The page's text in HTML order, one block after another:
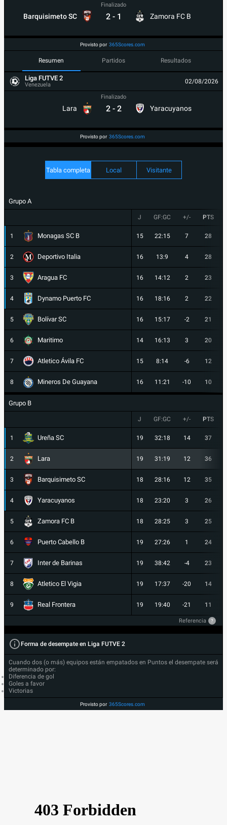
Barquisimeto SC
Finalizado
2 - 1 Zamora FC B
Provisto por 365Scores.com
Resumen Partidos Resultados
Liga FUTVE 2
Venezuela 02/08/2026
Lara
Finalizado
2 - 2 Yaracuyanos
Provisto por 365Scores.com
Tabla completa Local Visitante
Grupo A
J GF:GC +/- PTS
1 Monagas SC B 15 22:15 7 28
2 Deportivo Italia 16 13:9 4 28
3 Aragua FC 16 14:12 2 23
4 Dynamo Puerto FC 16 18:16 2 22
5 Bolívar SC 16 15:17 -2 21
6 Maritimo 14 16:13 3 20
7 Atletico Ávila FC 15 8:14 -6 12
8 Mineros De Guayana 16 11:21 -10 10
Grupo B
J GF:GC +/- PTS
1 Ureña SC 19 32:18 14 37
2 Lara 19 31:19 12 36
3 Barquisimeto SC 18 28:16 12 35
4 Yaracuyanos 18 23:20 3 26
5 Zamora FC B 18 28:25 3 25
6 Puerto Cabello B 19 27:26 1 24
7 Inter de Barinas 19 38:42 -4 23
8 Atletico El Vigia 19 17:37 -20 14
9 Real Frontera 19 19:40 -21 11
Referencia ?
Forma de desempate en Liga FUTVE 2
Cuando dos (o más) equipos están empatados en Puntos el desempate será
determinado por:
Diferencia de gol
Goles a favor
Victorias
Provisto por 365Scores.com